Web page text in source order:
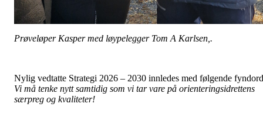
Prøveløper Kasper med løypelegger Tom A Karlsen,.
Nylig vedtatte Strategi 2026 – 2030 innledes med følgende
Vi må tenke nytt samtidig som vi tar vare på orienteringsidrettens
særpreg og kvaliteter!